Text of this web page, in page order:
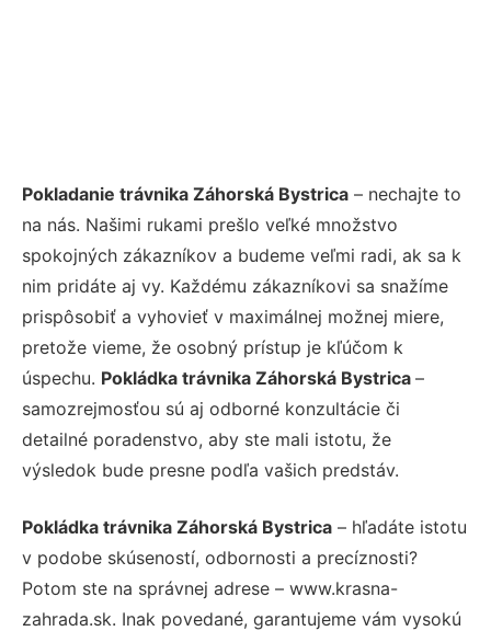
Pokladanie trávnika Záhorská Bystrica – nechajte to
na nás. Našimi rukami prešlo veľké množstvo
spokojných zákazníkov a budeme veľmi radi, ak sa k
nim pridáte aj vy. Každému zákazníkovi sa snažíme
prispôsobiť a vyhovieť v maximálnej možnej miere,
pretože vieme, že osobný prístup je kľúčom k
úspechu. Pokládka trávnika Záhorská Bystrica –
samozrejmosťou sú aj odborné konzultácie či
detailné poradenstvo, aby ste mali istotu, že
výsledok bude presne podľa vašich predstáv.
Pokládka trávnika Záhorská Bystrica – hľadáte istotu
v podobe skúseností, odbornosti a precíznosti?
Potom ste na správnej adrese – www.krasna-
zahrada.sk. Inak povedané, garantujeme vám vysokú